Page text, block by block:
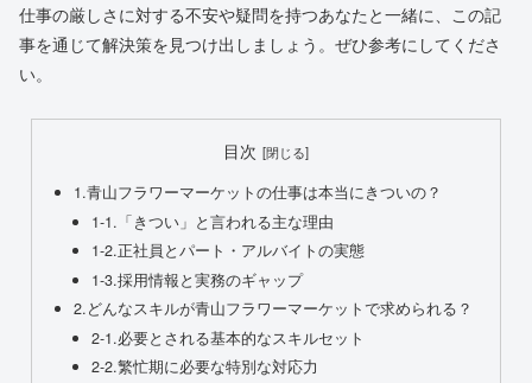
仕事の厳しさに対する不安や疑問を持つあなたと一緒に、この記
事を通じて解決策を見つけ出しましょう。ぜひ参考にしてくださ
い。
目次
1.青山フラワーマーケットの仕事は本当にきついの？
1-1.「きつい」と言われる主な理由
1-2.正社員とパート・アルバイトの実態
1-3.採用情報と実務のギャップ
2.どんなスキルが青山フラワーマーケットで求められる？
2-1.必要とされる基本的なスキルセット
2-2.繁忙期に必要な特別な対応力